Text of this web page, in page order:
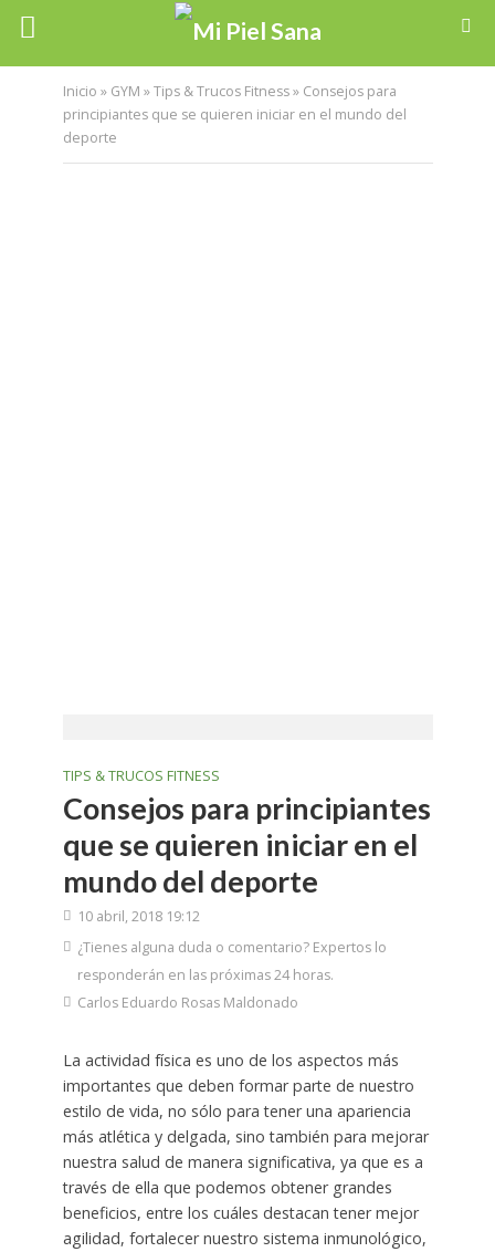
Inicio » GYM »Tips & Trucos Fitness» Consejos para
principiantes que se quieren iniciar en el mundo del
deporte
TIPS & TRUCOS FITNESS
Consejos para principiantes
que se quieren iniciar en el
mundo del deporte
10 abril, 2018 19:12
¿Tienes alguna duda o comentario? Expertos lo
responderán en las próximas 24 horas.
Carlos Eduardo Rosas Maldonado
La actividad física es uno de los aspectos más
importantes que deben formar parte de nuestro
estilo de vida, no sólo para tener una apariencia
más atlética y delgada, sino también para mejorar
nuestra salud de manera significativa, ya que es a
través de ella que podemos obtener grandes
beneficios, entre los cuáles destacan tener mejor
agilidad, fortalecer nuestro sistema inmunológico,